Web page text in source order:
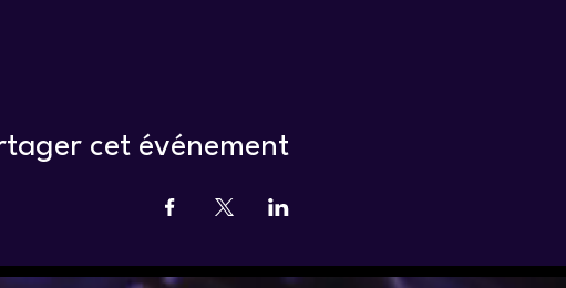
cet événement